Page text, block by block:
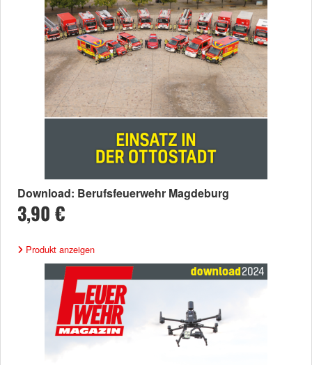
Download: Berufsfeuerwehr Magdeburg
3,90 €
Produkt anzeigen